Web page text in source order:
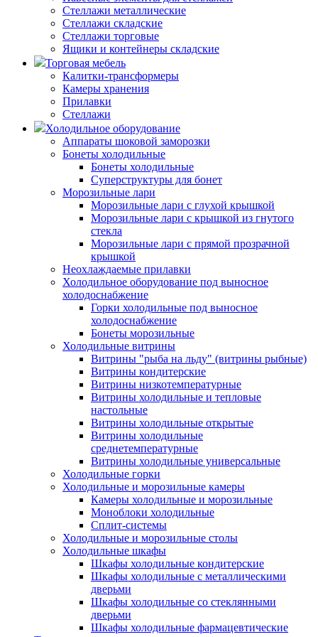
Стеллажи металлические
Стеллажи складские
Стеллажи торговые
Ящики и контейнеры складские
Торговая мебель
Калитки-трансформеры
Камеры хранения
Прилавки
Стеллажи
Холодильное оборудование
Аппараты шоковой заморозки
Бонеты холодильные
Бонеты холодильные
Суперструктуры для бонет
Морозильные лари
Морозильные лари с глухой крышкой
Морозильные лари с крышкой из гнутого
стекла
Морозильные лари с прямой прозрачной
крышкой
Неохлаждаемые прилавки
Холодильное оборудование под выносное
холодоснабжение
Горки холодильные под выносное
холодоснабжение
Бонеты морозильные
Холодильные витрины
Витрины "рыба на льду" (витрины рыбные)
Витрины кондитерские
Витрины низкотемпературные
Витрины холодильные и тепловые
настольные
Витрины холодильные открытые
Витрины холодильные
среднетемпературные
Витрины холодильные универсальные
Холодильные горки
Холодильные и морозильные камеры
Камеры холодильные и морозильные
Моноблоки холодильные
Сплит-системы
Холодильные и морозильные столы
Холодильные шкафы
Шкафы холодильные кондитерские
Шкафы холодильные с металлическими
дверьми
Шкафы холодильные со стеклянными
дверьми
Шкафы холодильные фармацевтические